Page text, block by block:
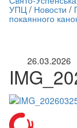
УПЦ / Новости /
покаянного
26.03.2026